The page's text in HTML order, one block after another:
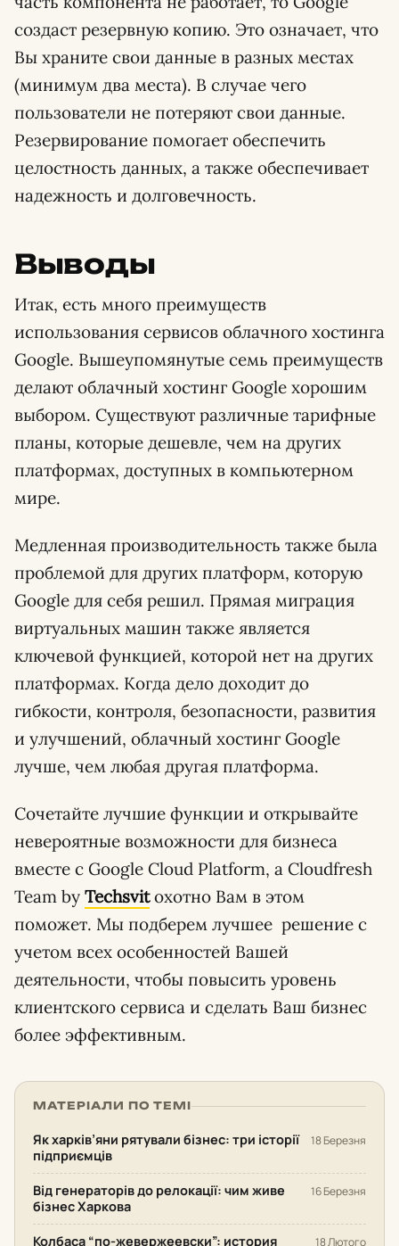
создаст резервную копию. Это означает, что
Вы храните свои данные в разных местах
(минимум два места). В случае чего
пользователи не потеряют свои данные.
Резервирование помогает обеспечить
целостность данных, а также обеспечивает
надежность и долговечность.
Выводы
Итак, есть много преимуществ
использования сервисов облачного хостинга
Google. Вышеупомянутые семь преимуществ
делают облачный хостинг Google хорошим
выбором. Существуют различные тарифные
планы, которые дешевле, чем на других
платформах, доступных в компьютерном
мире.
Медленная производительность также была
проблемой для других платформ, которую
Google для себя решил. Прямая миграция
виртуальных машин также является
ключевой функцией, которой нет на других
платформах. Когда дело доходит до
гибкости, контроля, безопасности, развития
и улучшений, облачный хостинг Google
лучше, чем любая другая платформа.
Сочетайте лучшие функции и открывайте
невероятные возможности для бизнеса
вместе с Google Cloud Platform, а Cloudfresh
Team by Techsvitохотно Вам в этом
поможет. Мы подберем лучшее решение с
учетом всех особенностей Вашей
деятельности, чтобы повысить уровень
клиентского сервиса и сделать Ваш бизнес
более эффективным.
МАТЕРІАЛИ ПО ТЕМІ
Як харків’яни рятували бізнес: три історії
підприємців
18 Березня
Від генераторів до релокації: чим живе
бізнес Харкова
16 Березня
Колбаса “по-жевержеевски”: история 18 Лютого